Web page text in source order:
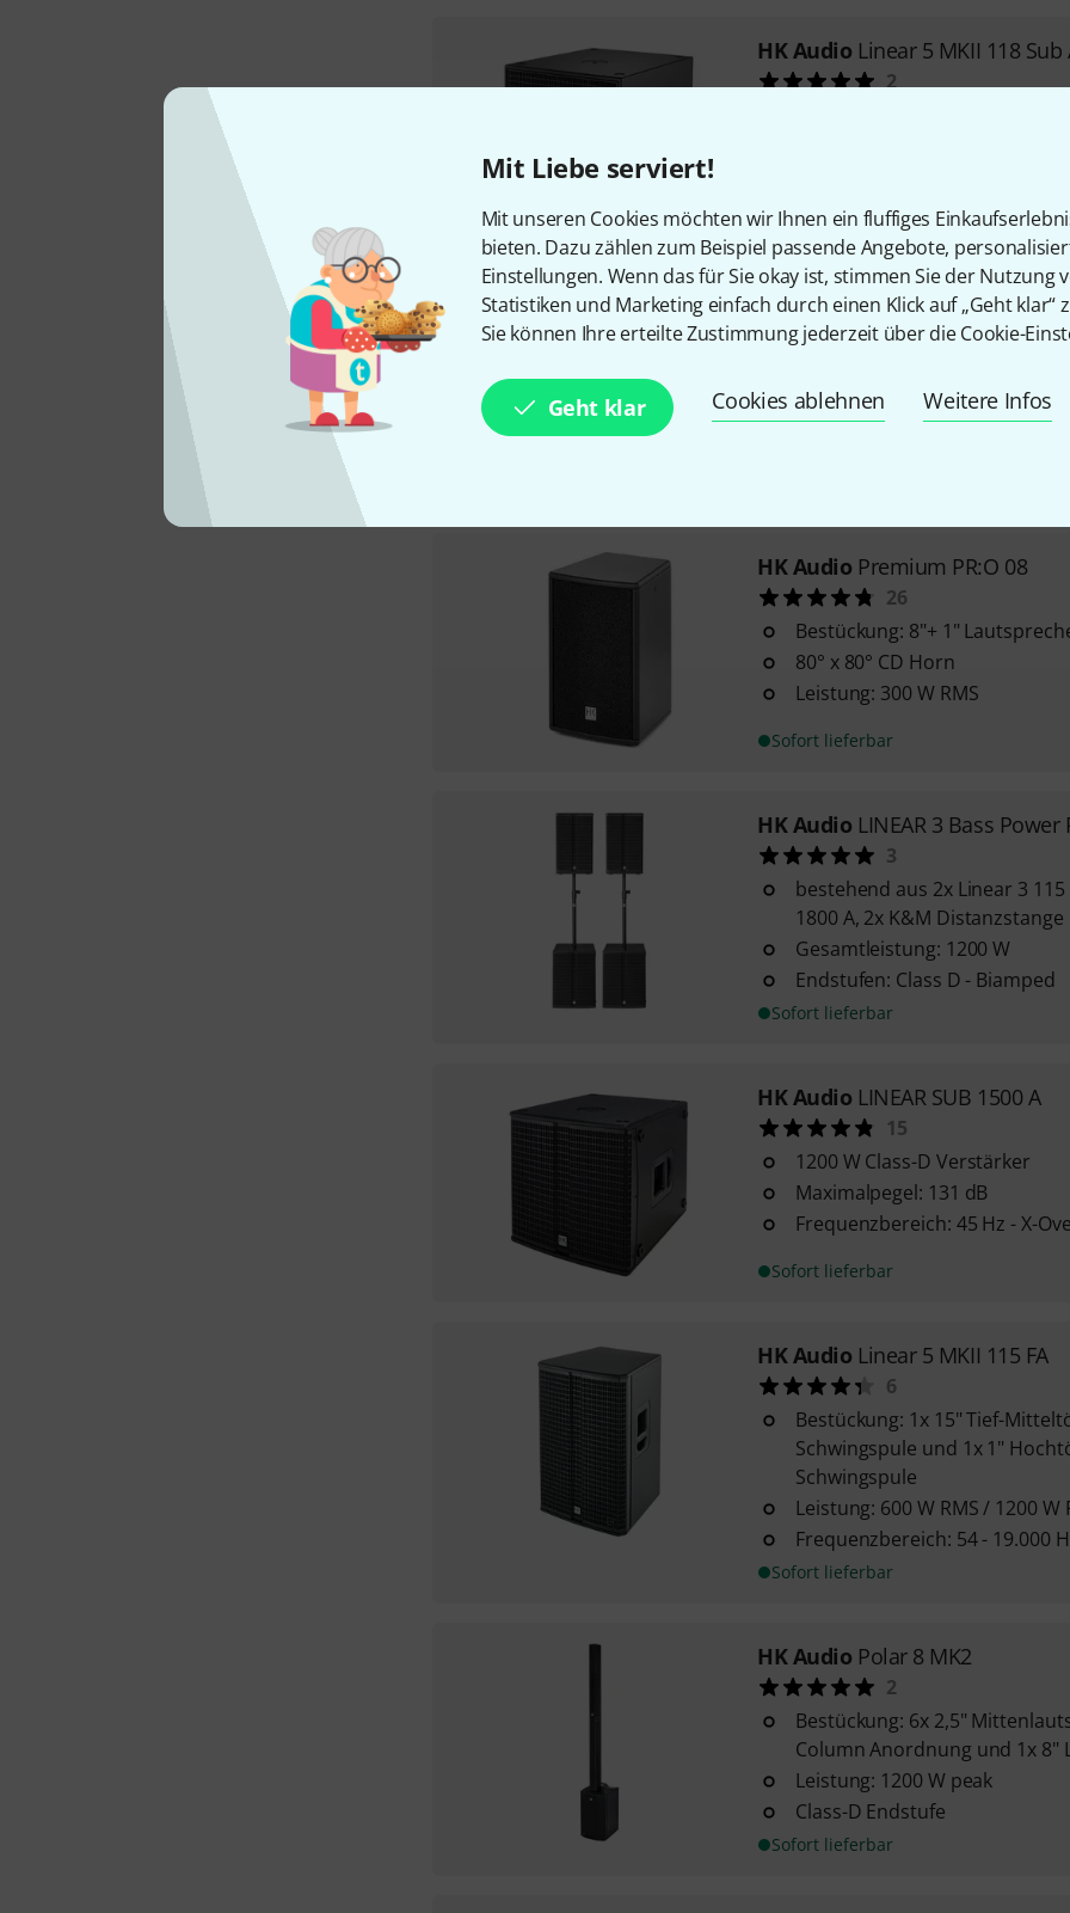
Mit Liebe serviert!
Mit unseren Cookies möchten wir Ihnen ein fluffiges
bieten. Dazu zählen zum Beispiel passende Angebote,
Einstellungen. Wenn das für Sie okay ist, stimmen Sie der Nutzung
Statistiken und Marketing einfach durch einen Klick auf „Geht klar“
Sie können Ihre erteilte Zustimmung jederzeit über die Cookie-
Geht klar Cookies ablehnen Weitere Infos
HK Audio Linear 5 MKII 118 Sub
2
Sofort lieferbar
HK AudioPremium PR:O 18 S
65
Belastbarkeit: 500 Watt RMS
HK Audio Premium PR:O 08
26
Bestückung: 8"+ 1"
80° x 80° CD Horn
Leistung: 300 W RMS
Sofort lieferbar
HK Audio LINEAR 3 Bass Power
3
bestehend aus 2x Linear 3 115
1800 A, 2x K&M
Gesamtleistung: 1200 W
Endstufen: Class D - Biamped
Sofort lieferbar
HK Audio LINEAR SUB 1500 A
15
1200 W Class-D Verstärker
Maximalpegel: 131 dB
Frequenzbereich: 45 Hz - X-
Sofort lieferbar
HK Audio Linear 5 MKII 115 FA
6
Bestückung: 1x 15" Tief-
Schwingspule und 1x 1"
Schwingspule
Leistung: 600 W RMS / 1200 W
Frequenzbereich: 54 - 19.000
Sofort lieferbar
HK Audio Polar 8 MK2
2
Bestückung: 6x 2,5"
Column Anordnung und 1x 8"
Leistung: 1200 W peak
Class-D Endstufe
Sofort lieferbar